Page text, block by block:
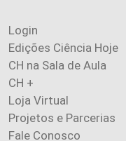
Login
Edições Ciência Hoje
CH na Sala de Aula
CH +
Loja Virtual
Projetos e Parcerias
Fale Conosco